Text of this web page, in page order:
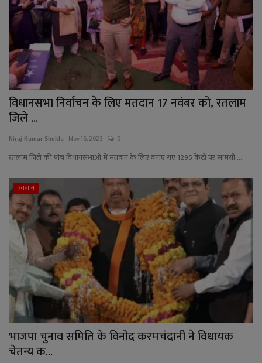
विधानसभा निर्वाचन के लिए मतदान 17 नवंबर को, रतलाम
जिले ...
Niraj Kumar Shukla Nov 16, 2023 0
रतलाम जिले की पांच विधानसभाओं में मतदान के लिए बनाए गए 1295 केंद्रों पर सामग्री ...
रतलाम
भाजपा चुनाव समिति के विनोद करमचंदानी ने विधायक
चेतन्य क...